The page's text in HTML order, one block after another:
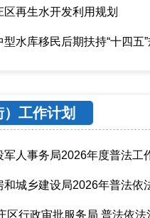
再生水开发利用规划
水库移民后期扶持“十四五
工作计划
军人事务局2026年度普法工
和城乡建设局2026年普法依
区行政审批服务局 普法依法